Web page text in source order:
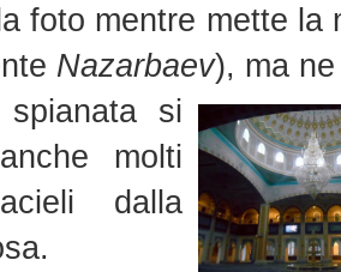
foto mentre mette la
Nazarbaev), ma
spianata si
molti
dalla